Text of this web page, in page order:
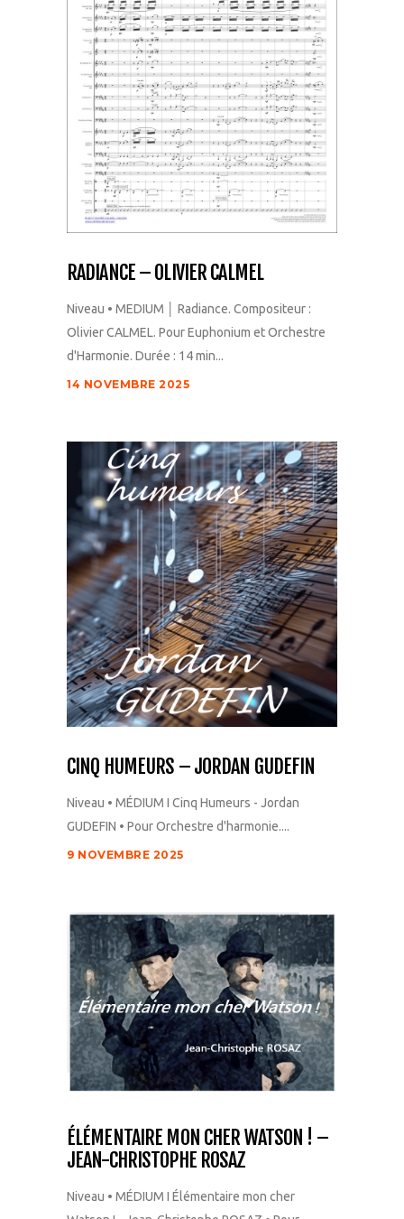
RADIANCE – OLIVIER CALMEL
Niveau • MEDIUM │ Radiance. Compositeur :
Olivier CALMEL. Pour Euphonium et Orchestre
d'Harmonie. Durée : 14 min...
14 NOVEMBRE 2025
CINQ HUMEURS – JORDAN GUDEFIN
Niveau • MÉDIUM I Cinq Humeurs - Jordan
GUDEFIN • Pour Orchestre d'harmonie....
9 NOVEMBRE 2025
ÉLÉMENTAIRE MON CHER WATSON ! –
JEAN-CHRISTOPHE ROSAZ
Niveau • MÉDIUM I Élémentaire mon cher